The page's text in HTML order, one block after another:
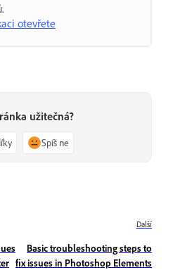
otevřete
užitečná?
Spíš ne
Další
Basic troubleshooting steps to
fix issues in Photoshop Elements